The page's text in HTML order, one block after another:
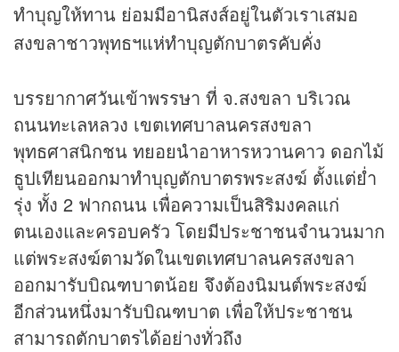
ทำบุญให้ทาน ย่อมมีอานิสงส์อยู่ในตัวเราเสมอ
สงขลาชาวพุทธฯแห่ทำบุญตักบาตรคับคั่ง
บรรยากาศวันเข้าพรรษา ที่ จ.สงขลา บริเวณ
ถนนทะเลหลวง เขตเทศบาลนครสงขลา
พุทธศาสนิกชน ทยอยนำอาหารหวานคาว ดอกไม้
ธูปเทียนออกมาทำบุญตักบาตรพระสงฆ์ ตั้งแต่ย่ำ
รุ่ง ทั้ง 2 ฟากถนน เพื่อความเป็นสิริมงคลแก่
ตนเองและครอบครัว โดยมีประชาชนจำนวนมาก
แต่พระสงฆ์ตามวัดในเขตเทศบาลนครสงขลา
ออกมารับบิณฑบาตน้อย จึงต้องนิมนต์พระสงฆ์
อีกส่วนหนึ่งมารับบิณฑบาต เพื่อให้ประชาชน
สามารถตักบาตรได้อย่างทั่วถึง